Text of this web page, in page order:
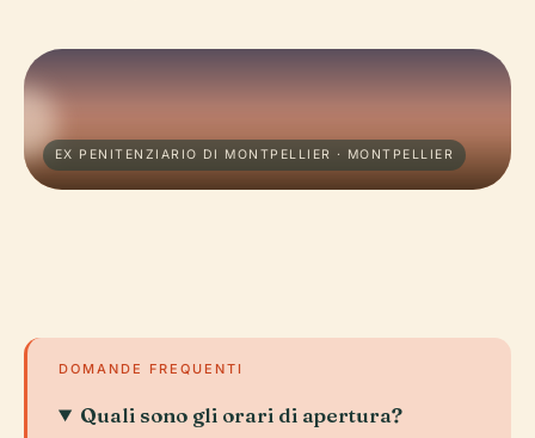
EX PENITENZIARIO DI MONTPELLIER · MONTPELLIER
DOMANDE FREQUENTI
Quali sono gli orari di apertura?